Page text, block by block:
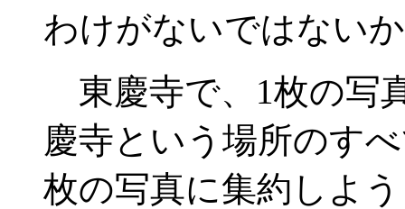
わけがないではない
東慶寺で、1枚の写
慶寺という場所のす
枚の写真に集約しよ